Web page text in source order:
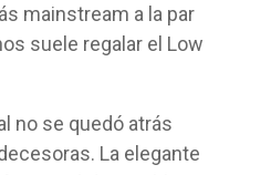
mainstream a la par
suele regalar el Low
no se quedó atrás
La elegante